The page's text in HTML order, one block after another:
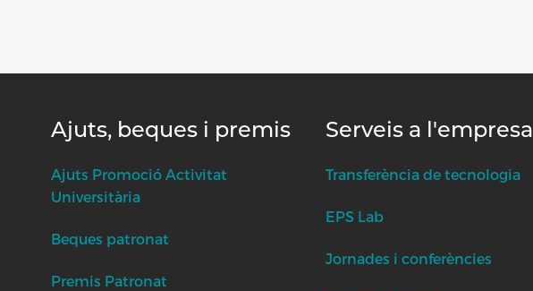
Ajuts, beques i premis
Ajuts Promoció Activitat
Universitària
Beques patronat
Premis Patronat
Serveis a l'empresa
Transferència de tecnologia
EPS Lab
Jornades i conferències